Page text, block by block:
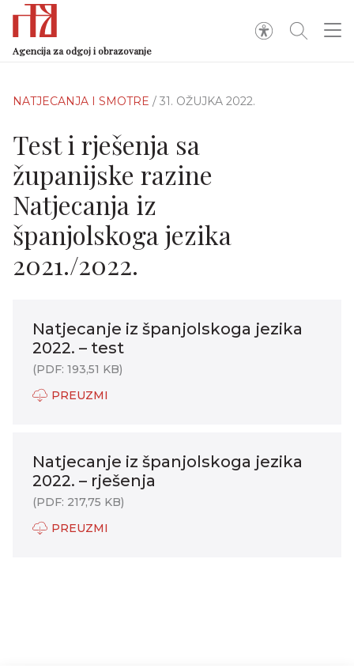
Agencija za odgoj i obrazovanje
NATJECANJA I SMOTRE / 31. OŽUJKA 2022.
Test i rješenja sa
županijske razine
Natjecanja iz
španjolskoga jezika
2021./2022.
Natjecanje iz španjolskoga jezika
2022. – test
(PDF: 193,51 KB)
PREUZMI
Natjecanje iz španjolskoga jezika
2022. – rješenja
(PDF: 217,75 KB)
PREUZMI